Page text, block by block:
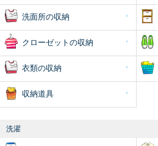
洗面所の収納
クローゼットの収納
衣類の収納
収納道具
洗濯